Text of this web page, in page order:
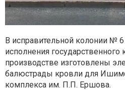
В исправительной колонии №
исполнения государственного
производстве изготовлены
балюстрады кровли для
комплекса им. П.П. Ершова.